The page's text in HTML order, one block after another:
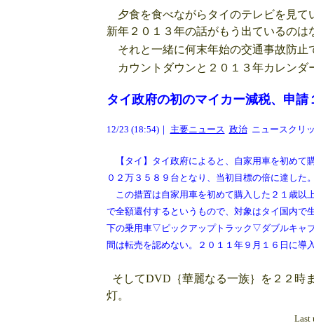
夕食を食べながらタイのテレビを見て
新年２０１３年の話がもう出ているのは
それと一緒に何末年始の交通事故防止
カウントダウンと２０１３年カレン
タイ政府の初のマイカー減税、申
12/23 (18:54)｜ 主要ニュース 政治ニュースクリ
【タイ】タイ政府によると、自家用車を初めて
０２万３５８９台となり、当初目標の倍に達し
この措置は自家用車を初めて購入した２１歳以
で全額還付するというもので、対象はタイ国内
下の乗用車▽ピックアップトラック▽ダブルキ
間は転売を認めない。２０１１年９月１６日に導
そしてDVD｛華麗なる一族｝を２２時
灯。
Last